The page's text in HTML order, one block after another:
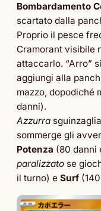
Bombardamento
scartato dalla
Proprio il pesce
Cramorant visibile
attaccarlo. “Arro”
aggiungi alla
mazzo, dopodiché
danni).
Azzurra
sommerge gli
Potenza (80 danni
paralizzato se
il turno) e Surf